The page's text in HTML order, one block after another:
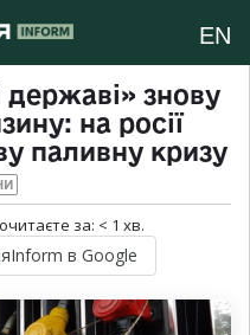
EN
державі» знову
на росії
паливну кризу
за: < 1 хв.
в Google